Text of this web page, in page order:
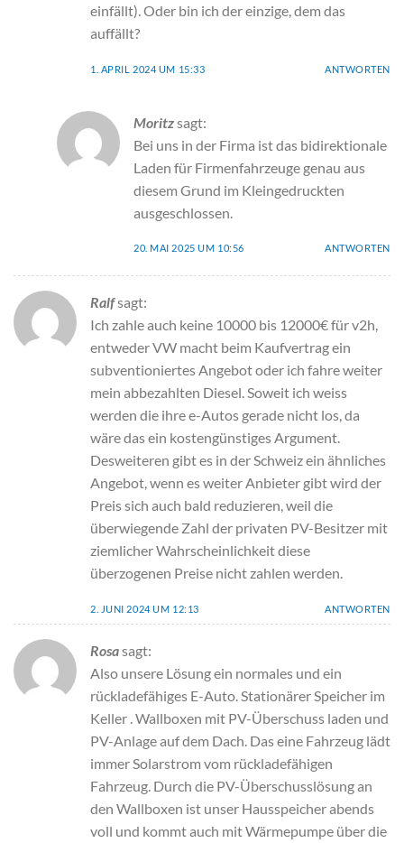
einfällt). Oder bin ich der einzige, dem das
auffällt?
1. APRIL 2024 UM 15:33 ANTWORTEN
Moritzsagt:
Bei uns in der Firma ist das bidirektionale
Laden für Firmenfahrzeuge genau aus
diesem Grund im Kleingedruckten
ausgeschlossen.
20. MAI 2025 UM 10:56 ANTWORTEN
Ralfsagt:
Ich zahle auch keine 10000 bis 12000€ für v2h,
entweder VW macht beim Kaufvertrag ein
subventioniertes Angebot oder ich fahre weiter
mein abbezahlten Diesel. Soweit ich weiss
werden die ihre e-Autos gerade nicht los, da
wäre das ein kostengünstiges Argument.
Desweiteren gibt es in der Schweiz ein ähnliches
Angebot, wenn es weiter Anbieter gibt wird der
Preis sich auch bald reduzieren, weil die
überwiegende Zahl der privaten PV-Besitzer mit
ziemlicher Wahrscheinlichkeit diese
überzogenen Preise nicht zahlen werden.
2. JUNI 2024 UM 12:13 ANTWORTEN
Rosasagt:
Also unsere Lösung ein normales und ein
rückladefähiges E-Auto. Stationärer Speicher im
Keller . Wallboxen mit PV-Überschuss laden und
PV-Anlage auf dem Dach. Das eine Fahrzeug lädt
immer Solarstrom vom rückladefähigen
Fahrzeug. Durch die PV-Überschusslösung an
den Wallboxen ist unser Hausspeicher abends
voll und kommt auch mit Wärmepumpe über die